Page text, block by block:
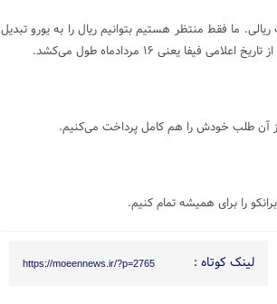
ما فقط منتظر هستیم بتوانیم ریال را به یورو تبدیل
یعنی ۱۶ مردادماه طول می‌کشد.
از آن طلب خودش را هم کامل پرداخت می‌کنیم.
را برای همیشه تمام کنیم.
لینک کوتاه : https://moeennews.ir/?p=2765